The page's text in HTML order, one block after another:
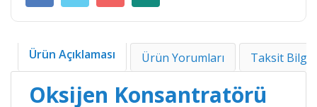
Ürün Açıklaması Ürün Yorumları Taksit
Oksijen Konsantratörü